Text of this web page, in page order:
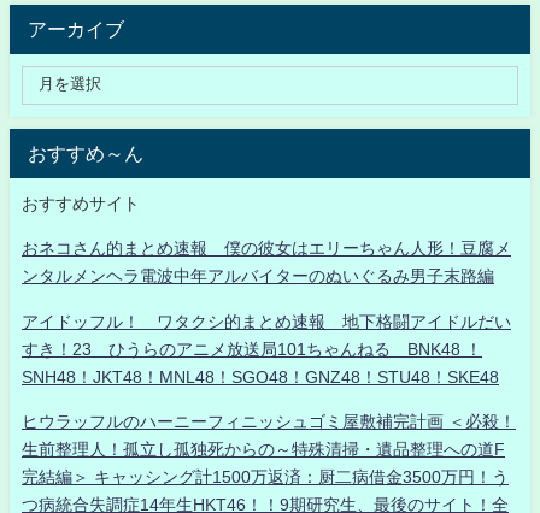
アーカイブ
おすすめ～ん
おすすめサイト
おネコさん的まとめ速報 僕の彼女はエリーちゃん人形！豆腐メ
ンタルメンヘラ電波中年アルバイターのぬいぐるみ男子末路編
アイドッフル！ ワタクシ的まとめ速報 地下格闘アイドルだい
すき！23 ひうらのアニメ放送局101ちゃんねる BNK48 ！
SNH48！JKT48！MNL48！SGO48！GNZ48！STU48！SKE48
ヒウラッフルのハーニーフィニッシュゴミ屋敷補完計画 ＜必殺！
生前整理人！孤立し孤独死からの～特殊清掃・遺品整理への道F
完結編＞ キャッシング計1500万返済：厨二病借金3500万円！う
つ病統合失調症14年生HKT46！！9期研究生、最後のサイト！全